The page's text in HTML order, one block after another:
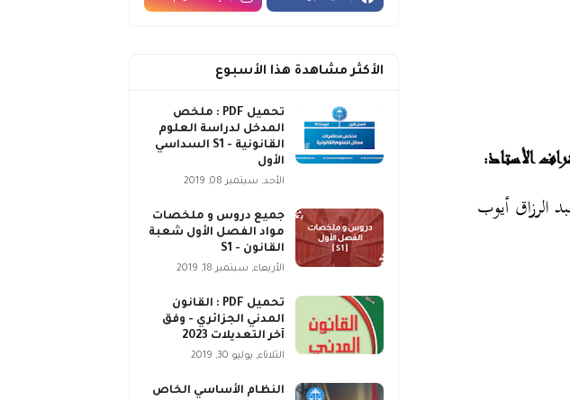
الأكثر مشاهدة هذا الأسبوع
تحميل PDF : ملخص
المدخل لدراسة العلوم
القانونية - S1 السداسي
الأول
الأحد, سبتمبر 08, 2019
جميع دروس و ملخصات
مواد الفصل الأول شعبة
القانون - S1
الأربعاء, سبتمبر 18, 2019
تحميل PDF : القانون
المدني الجزائري - وفق
آخر التعديلات 2023
الثلاثاء, يوليو 30, 2019
النظام الأساسي الخاص